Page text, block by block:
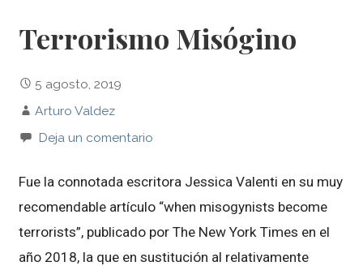
Terrorismo Misógino
5 agosto, 2019
Arturo Valdez
Deja un comentario
Fue la connotada escritora Jessica Valenti en su muy
recomendable artículo “when misogynists become
terrorists”, publicado por The New York Times en el
año 2018, la que en sustitución al relativamente